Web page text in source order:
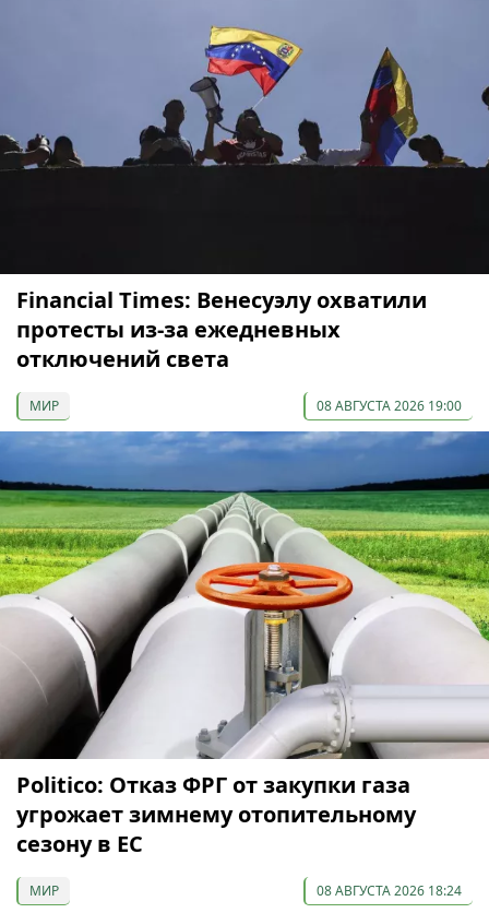
Financial Times: Венесуэлу охватили
протесты из-за ежедневных
отключений света
МИР 08 АВГУСТА 2026 19:00
Politico: Отказ ФРГ от закупки газа
угрожает зимнему отопительному
сезону в ЕС
МИР 08 АВГУСТА 2026 18:24